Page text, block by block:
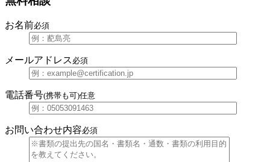
お名前必須
メールアドレス 必須
電話番号(携帯も可)任意
お問い合わせ内容必須